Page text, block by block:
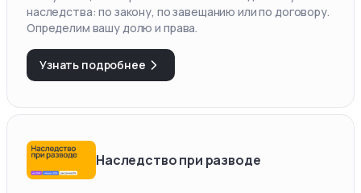
наследства: по закону, по завещанию или по договору.
Определим вашу долю и права.
Узнать подробнее
Наследство при разводе